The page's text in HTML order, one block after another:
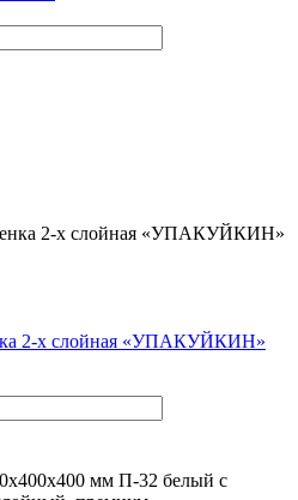
2-х слойная «УПАКУЙКИН»